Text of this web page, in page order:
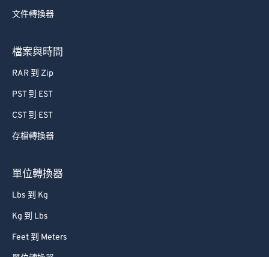
文件轉換器
檔案與時間
RAR 到 Zip
PST 到 EST
CST 到 EST
存檔轉換器
單位轉換器
Lbs 到 Kg
Kg 到 Lbs
Feet 到 Meters